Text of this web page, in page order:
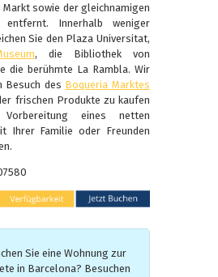
sowie der gleichnamigen
entfernt. Innerhalb weniger
Sie den Plaza Universitat,
, die Bibliothek von
die berühmte La Rambla. Wir
Besuch des Boqueria Marktes
frischen Produkte zu kaufen
eines netten
Ihrer Familie oder Freunden
Sie eine Wohnung zur
in Barcelona? Besuchen